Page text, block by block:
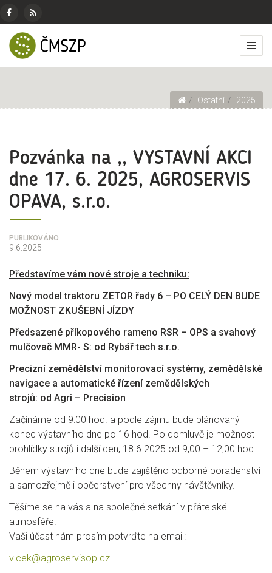
ČMSZP
Českomoravský
svaz
zemědělských
Menu
pro
sociální
sítě
Facebook
RSS
zdroj
Základní
menu
Ostatní 2025
Pozvánka na ,, VYSTAVNÍ AKCI
dne 17. 6. 2025, AGROSERVIS
OPAVA, s.r.o.
PUBLIKOVÁNO
9.6.2025
Představíme vám nové stroje a techniku:
Nový model traktoru ZETOR řady 6 – PO CELÝ DEN BUDE
MOŽNOST ZKUŠEBNÍ JÍZDY
Předsazené příkopového rameno RSR – OPS a svahový
mulčovač MMR- S: od Rybář tech s.r.o.
Precizní zemědělství monitorovací systémy, zemědělské
navigace a automatické řízení zemědělských
strojů: od Agri – Precision
Začínáme od 9:00 hod. a podle zájmu bude plánovaný
konec výstavního dne po 16 hod. Po domluvě je možnost
prohlídky strojů i další den, 18.6.2025 od 9,00 – 12,00 hod.
Během výstavního dne bude zajištěno odborné poradenství
a samozřejmě i občerstvení pro všechny návštěvníky.
Těšíme se na vás a na společné setkání v přátelské
atmosféře!
Vaši účast nám prosím potvrďte na email:
vlcek@agroservisop.cz.